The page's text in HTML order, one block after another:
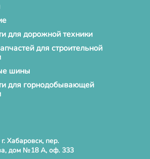
для дорожной техники
для строительной
шины
для горнодобывающей
Хабаровск, пер.
дом №18 А, оф. 333